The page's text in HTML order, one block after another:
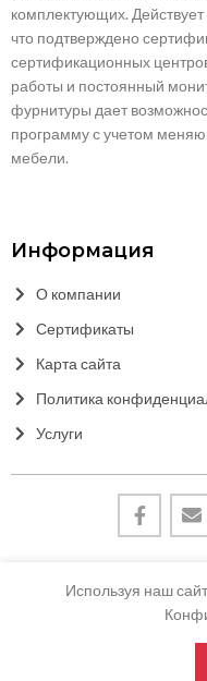
комплектующих. Действует
что подтверждено
сертификационных
работы и постоянный
фурнитуры дает
программу с учетом
мебели.
Информация
О компании
Сертификаты
Карта сайта
Политика
Услуги
©
Используя наш